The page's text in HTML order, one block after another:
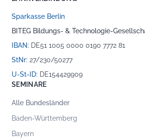
Sparkasse Berlin
BITEG Bildungs- & Technologie-
IBAN: DE51 1005 0000 0190 7772 81
StNr: 27/230/50277
U-St-ID: DE154429909
SEMINARE
Alle Bundesländer
Baden-Württemberg
Bayern